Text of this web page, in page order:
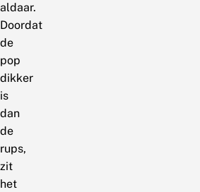
aldaar.
Doordat
de
pop
dikker
is
dan
de
rups,
zit
het